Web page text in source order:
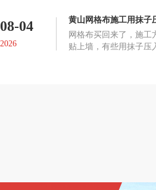
08-04
2026
黄山网格布施工用抹子
网格布买回来了，施工
贴上墙，有些用抹子压